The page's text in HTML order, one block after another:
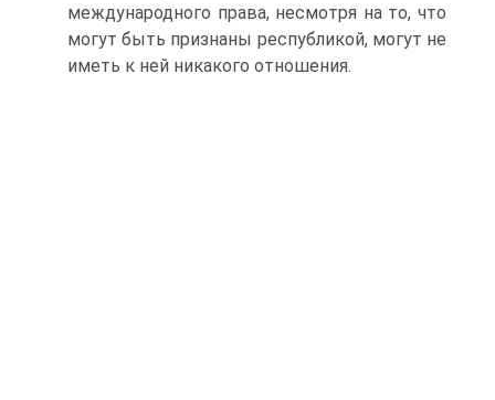
международного права, несмотря на то, что
могут быть признаны республикой, могут не
иметь к ней никакого отношения.